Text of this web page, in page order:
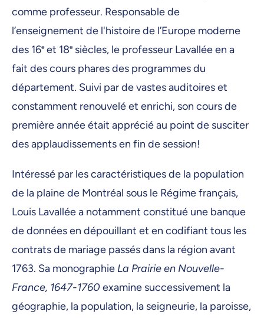
comme professeur. Responsable de
l’enseignement de l'histoire de l’Europe moderne
des 16e et 18e siècles, le professeur Lavallée en a
fait des cours phares des programmes du
département. Suivi par de vastes auditoires et
constamment renouvelé et enrichi, son cours de
première année était apprécié au point de susciter
des applaudissements en fin de session!
Intéressé par les caractéristiques de la population
de la plaine de Montréal sous le Régime français,
Louis Lavallée a notamment constitué une banque
de données en dépouillant et en codifiant tous les
contrats de mariage passés dans la région avant
1763. Sa monographie La Prairie en Nouvelle-
France, 1647-1760examine successivement la
géographie, la population, la seigneurie, la paroisse,